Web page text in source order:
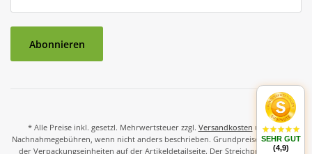
Abonnieren
* Alle Preise inkl. gesetzl. Mehrwertsteuer zzgl. Versandkosten und ggf.
Nachnahmegebühren, wenn nicht anders beschrieben. Grundpreise und Preise
der Verpackungseinheiten auf der Artikeldetailseite. Der Streichpreis ist der
SEHR GUT
(4,9)